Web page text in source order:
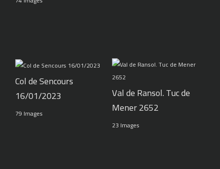
Col de Sencours
16/01/2023
79 Images
Val de Ransol. Tuc de
Mener 2652
23 Images